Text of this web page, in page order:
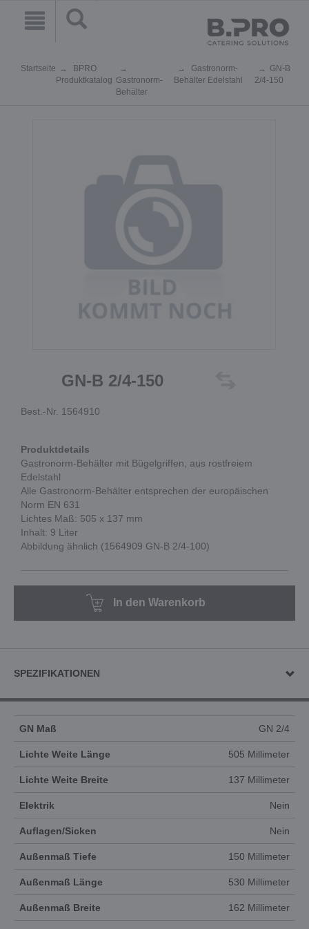
Startseite
BPRO
Produktkatalog Gastronorm-
Behälter
Gastronorm-
Behälter Edelstahl
GN-B
2/4-150
GN-B 2/4-150
Best.-Nr. 1564910
Produktdetails
Gastronorm-Behälter mit Bügelgriffen, aus rostfreiem
Edelstahl
Alle Gastronorm-Behälter entsprechen der europäischen
Norm EN 631
Lichtes Maß: 505 x 137 mm
Inhalt: 9 Liter
Abbildung ähnlich (1564909 GN-B 2/4-100)
In den Warenkorb
SPEZIFIKATIONEN
GN Maß GN 2/4
Lichte Weite Länge 505 Millimeter
Lichte Weite Breite 137 Millimeter
Elektrik Nein
Auflagen/Sicken Nein
Außenmaß Tiefe 150 Millimeter
Außenmaß Länge 530 Millimeter
Außenmaß Breite 162 Millimeter